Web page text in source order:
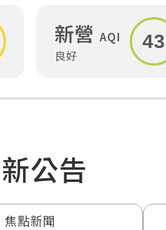
新營 AQI
良好
43
公告
焦點新聞